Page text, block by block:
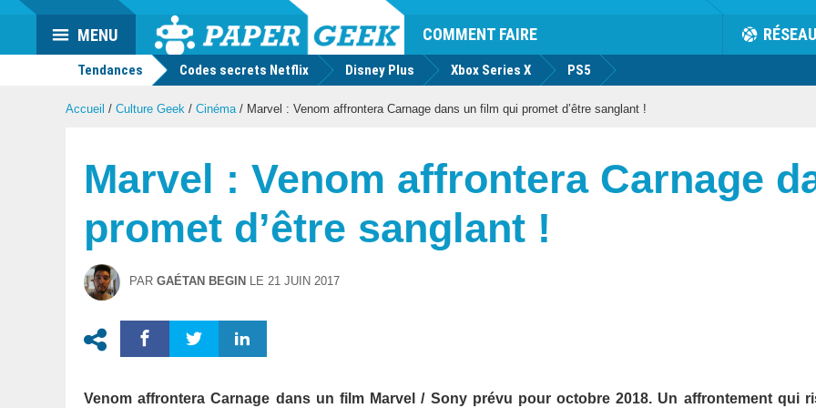
Actu
geek
COMMENT FAIRE RÉSEAU
MENU
Tendances Codes secrets Netflix Disney Plus Xbox Series X PS5
Accueil / Culture Geek / Cinéma / Marvel : Venom affrontera Carnage dans un film qui promet d’être sanglant !
Marvel : Venom affrontera Carnage
promet d’être sanglant !
PAR GAÉTAN BEGIN LE 21 JUIN 2017
Venom affrontera Carnage dans un film Marvel / Sony prévu pour octobre 2018. Un affrontement qui